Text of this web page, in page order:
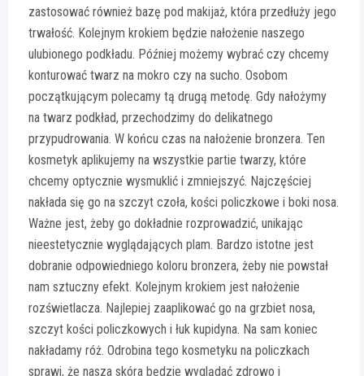
zastosować również bazę pod makijaż, która przedłuży jego
trwałość. Kolejnym krokiem będzie nałożenie naszego
ulubionego podkładu. Później możemy wybrać czy chcemy
konturować twarz na mokro czy na sucho. Osobom
początkującym polecamy tą drugą metodę. Gdy nałożymy
na twarz podkład, przechodzimy do delikatnego
przypudrowania. W końcu czas na nałożenie bronzera. Ten
kosmetyk aplikujemy na wszystkie partie twarzy, które
chcemy optycznie wysmuklić i zmniejszyć. Najczęściej
nakłada się go na szczyt czoła, kości policzkowe i boki nosa.
Ważne jest, żeby go dokładnie rozprowadzić, unikając
nieestetycznie wyglądających plam. Bardzo istotne jest
dobranie odpowiedniego koloru bronzera, żeby nie powstał
nam sztuczny efekt. Kolejnym krokiem jest nałożenie
rozświetlacza. Najlepiej zaaplikować go na grzbiet nosa,
szczyt kości policzkowych i łuk kupidyna. Na sam koniec
nakładamy róż. Odrobina tego kosmetyku na policzkach
sprawi, że nasza skóra będzie wyglądać zdrowo i